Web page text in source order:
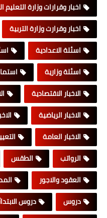
اخبار وقرارات وزارة التعليم
اخبار وقرارت وزارة التربية
اسئلة الاعدادية
اسئلة وزارية
الاخبار الاقتصادية
الاخبار الرياضية
الاخبار العامة
الرواتب
الطقس
العقود والاجور
دروس
دروس